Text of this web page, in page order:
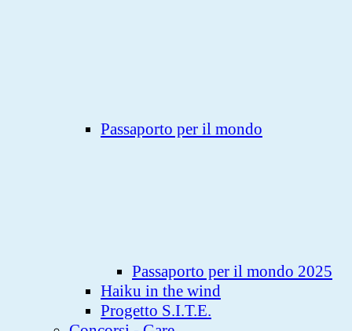
Passaporto per il mondo
Passaporto per il mondo 2025
Haiku in the wind
Progetto S.I.T.E.